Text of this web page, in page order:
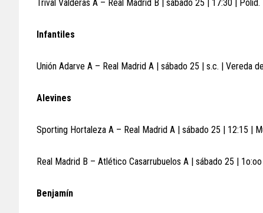
Trival Valderas A – Real Madrid B | sábado 25 | 17:30 | Polid.
Infantiles
Unión Adarve A – Real Madrid A | sábado 25 | s.c. | Vereda
Alevines
Sporting Hortaleza A – Real Madrid A | sábado 25 | 12:15 |
Real Madrid B – Atlético Casarrubuelos A | sábado 25 |
Benjamín